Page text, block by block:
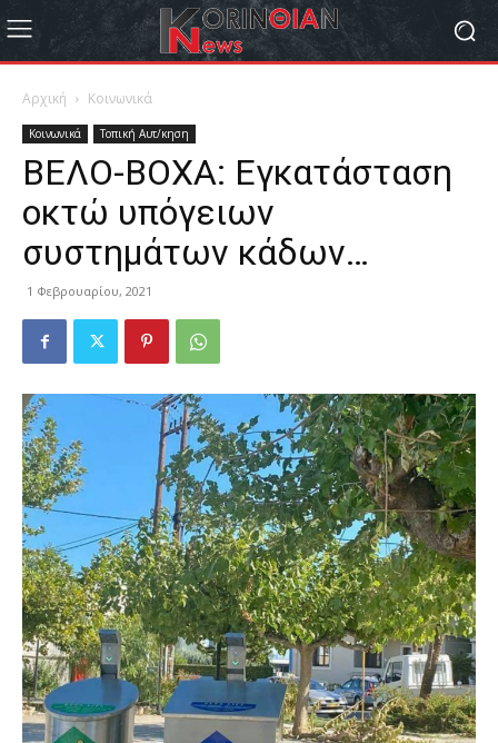
Αρχική Κοινωνικά
Κοινωνικά Τοπική Αυτ/κηση
ΒΕΛΟ-ΒΟΧΑ: Εγκατάσταση
οκτώ υπόγειων
συστημάτων κάδων…
1 Φεβρουαρίου, 2021